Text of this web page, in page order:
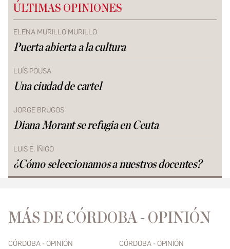
ÚLTIMAS OPINIONES
ELENA MURILLO MURILLO
Puerta abierta a la cultura
LUÍS POUSA
Una ciudad de cartel
JORGE BRUGOS
Diana Morant se refugia en Ceuta
LUIS E. ÍÑIGO
¿Cómo seleccionamos a nuestros docentes?
MÁS DE CÓRDOBA - OPINIÓN
CÓRDOBA - OPINIÓN CÓRDOBA - OPINIÓN